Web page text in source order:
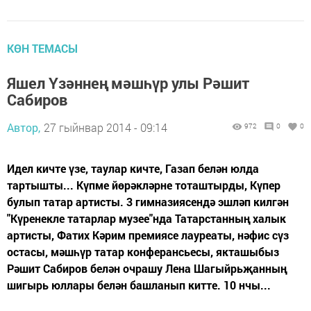
КӨН ТЕМАСЫ
Яшел Үзәннең мәшһүр улы Рәшит
Сабиров
Автор, 27 гыйнвар 2014 - 09:14 972 0 0
Идел кичте үзе, таулар кичте, Газап белән юлда
тартышты... Күпме йөрәкләрне тоташтырды, Күпер
булып татар артисты. 3 гимназиясендә эшләп килгән
"Күренекле татарлар музее"нда Татарстанның халык
артисты, Фатих Кәрим премиясе лауреаты, нәфис сүз
остасы, мәшһүр татар конферансьесы, якташыбыз
Рәшит Сабиров белән очрашу Лена Шагыйрьҗанның
шигырь юллары белән башланып китте. 10 нчы...